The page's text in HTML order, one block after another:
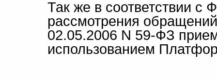
Так же в соответствии
рассмотрения
02.05.2006 N 59-ФЗ
использованием